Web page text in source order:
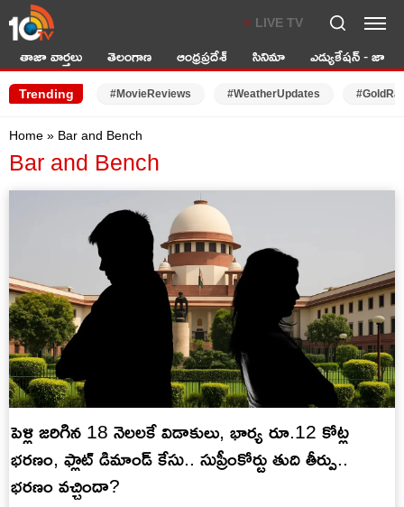
LIVE TV
తాజా వార్తలు తెలంగాణ ఆంధ్రప్రదేశ్ సినిమా ఎడ్యుకేషన్ - జాబ్స్
Trending #MovieReviews #WeatherUpdates
Home » Bar and Bench
Bar and Bench
పెళ్లి జరిగిన 18 నెలలకే విడాకులు, భార్య రూ.12 కోట్ల
భరణం, ఫ్లాట్ డిమాండ్ కేసు.. సుప్రీంకోర్టు తుది తీర్పు..
భరణం వచ్చిందా?